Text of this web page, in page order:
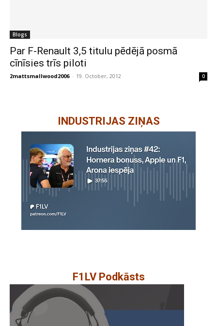
Blogs
Par F-Renault 3,5 titulu pēdējā posmā
cīnīsies trīs piloti
2mattsmallwood2006 - 19. October, 2012 0
INDUSTRIJAS ZIŅAS
F1LV Podkāsts